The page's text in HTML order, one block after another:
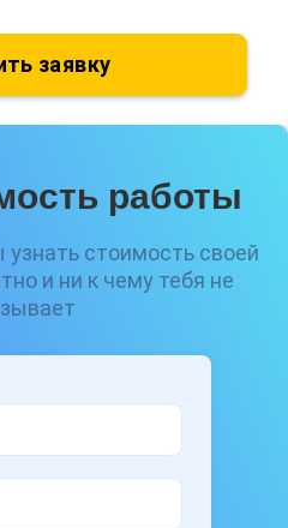
заявку
работы
стоимость своей
и ни к чему тебя не